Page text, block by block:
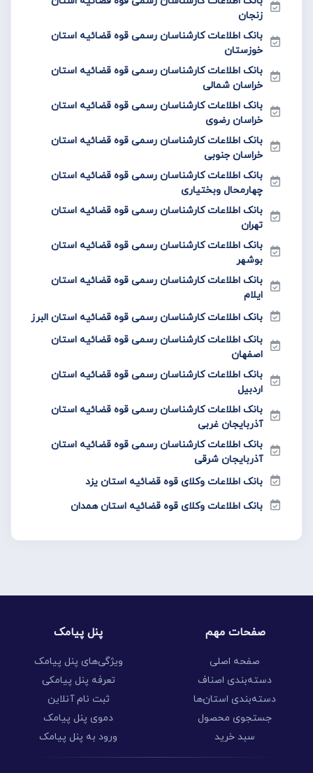
زنجان
بانک اطلاعات کارشناسان رسمی قوه قضائیه استان
خوزستان
بانک اطلاعات کارشناسان رسمی قوه قضائیه استان
خراسان شمالی
بانک اطلاعات کارشناسان رسمی قوه قضائیه استان
خراسان رضوی
بانک اطلاعات کارشناسان رسمی قوه قضائیه استان
خراسان جنوبی
بانک اطلاعات کارشناسان رسمی قوه قضائیه استان
چهارمحال وبختیاری
بانک اطلاعات کارشناسان رسمی قوه قضائیه استان
تهران
بانک اطلاعات کارشناسان رسمی قوه قضائیه استان
بوشهر
بانک اطلاعات کارشناسان رسمی قوه قضائیه استان
ایلام
بانک اطلاعات کارشناسان رسمی قوه قضائیه استان البرز
بانک اطلاعات کارشناسان رسمی قوه قضائیه استان
اصفهان
بانک اطلاعات کارشناسان رسمی قوه قضائیه استان
اردبیل
بانک اطلاعات کارشناسان رسمی قوه قضائیه استان
آذربایجان غربی
بانک اطلاعات کارشناسان رسمی قوه قضائیه استان
آذربایجان شرقی
بانک اطلاعات وکلای قوه قضائیه استان یزد
بانک اطلاعات وکلای قوه قضائیه استان همدان
صفحات مهم
صفحه اصلی
دسته‌بندی اصناف
دسته‌بندی استان‌ها
جستجوی محصول
سبد خرید
پنل پیامک
ویژگی‌های پنل پیامک
تعرفه پنل پیامکی
ثبت نام آنلاین
دموی پنل پیامک
ورود به پنل پیامک